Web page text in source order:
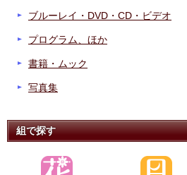
ブルーレイ・DVD・CD・ビデオ
プログラム、ほか
書籍・ムック
写真集
組で探す